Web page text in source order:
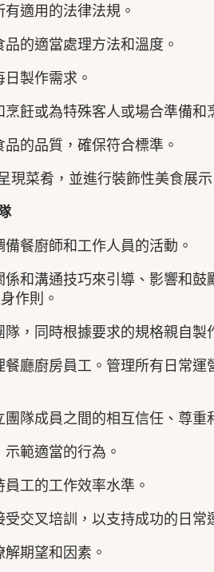
有適用的法律法規。
品的適當處理方法和溫度。
日製作需求。
烹飪或為特殊客人或場合準備和
品的品質，確保符合標準。
現菜肴，並進行裝飾性美食展示
備餐廚師和工作人員的活動。
係和溝通技巧來引導、影響和
作則。
隊，同時根據要求的規格親自製
餐廳廚房員工。管理所有日常
團隊成員之間的相互信任、尊重
示範適當的行為。
員工的工作效率水準。
受交叉培訓，以支持成功的日常
解期望和因素。